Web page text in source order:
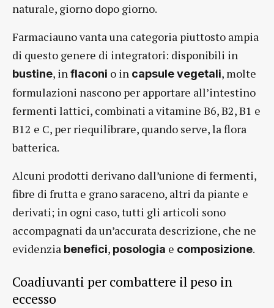
naturale, giorno dopo giorno.
Farmaciauno vanta una categoria piuttosto ampia
di questo genere di integratori: disponibili in
bustine, inflaconi o in capsule vegetali, molte
formulazioni nascono per apportare all’intestino
fermenti lattici, combinati a vitamine B6, B2, B1 e
B12 e C, per riequilibrare, quando serve, la flora
batterica.
Alcuni prodotti derivano dall’unione di fermenti,
fibre di frutta e grano saraceno, altri da piante e
derivati; in ogni caso, tutti gli articoli sono
accompagnati da un’accurata descrizione, che ne
evidenzia benefici, posologia e composizione.
Coadiuvanti per combattere il peso in
eccesso